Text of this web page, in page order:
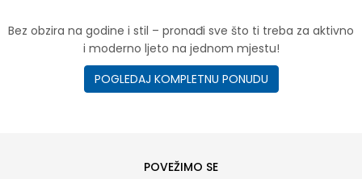
Bez obzira na godine i stil – pronađi sve što ti treba za aktivno
i moderno ljeto na jednom mjestu!
POGLEDAJ KOMPLETNU PONUDU
POVEŽIMO SE